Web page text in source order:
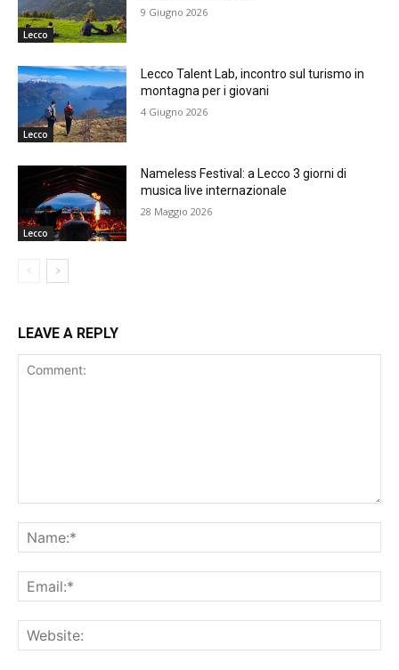
Lecco
9 Giugno 2026
Lecco
Lecco Talent Lab, incontro sul turismo in
montagna per i giovani
4 Giugno 2026
Lecco
Nameless Festival: a Lecco 3 giorni di
musica live internazionale
28 Maggio 2026
LEAVE A REPLY